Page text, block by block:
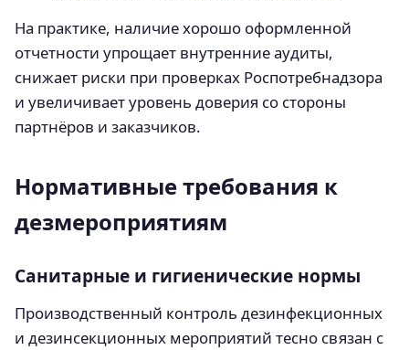
На практике, наличие хорошо оформленной
отчетности упрощает внутренние аудиты,
снижает риски при проверках Роспотребнадзора
и увеличивает уровень доверия со стороны
партнёров и заказчиков.
Нормативные требования к
дезмероприятиям
Санитарные и гигиенические нормы
Производственный контроль дезинфекционных
и дезинсекционных мероприятий тесно связан с